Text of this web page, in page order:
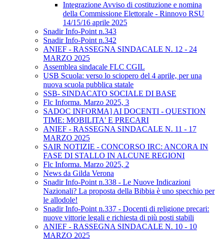
Integrazione Avviso di costituzione e nomina
della Commissione Elettorale - Rinnovo RSU
14/15/16 aprile 2025
Snadir Info-Point n.343
Snadir Info-Point n.342
ANIEF - RASSEGNA SINDACALE N. 12 - 24
MARZO 2025
Assemblea sindacale FLC CGIL
USB Scuola: verso lo sciopero del 4 aprile, per una
nuova scuola pubblica statale
SSB- SINDACATO SOCIALE DI BASE
Flc Informa. Marzo 2025, 3
SADOC INFORMA] AI DOCENTI - QUESTION
TIME: MOBILITA' E PRECARI
ANIEF - RASSEGNA SINDACALE N. 11 - 17
MARZO 2025
SAIR NOTIZIE - CONCORSO IRC: ANCORA IN
FASE DI STALLO IN ALCUNE REGIONI
Flc Informa. Marzo 2025, 2
News da Gilda Verona
Snadir Info-Point n.338 - Le Nuove Indicazioni
Nazionali? La proposta della Bibbia è uno specchio per
le allodole!
Snadir Info-Point n.337 - Docenti di religione precari:
nuove vittorie legali e richiesta di più posti stabili
ANIEF - RASSEGNA SINDACALE N. 10 - 10
MARZO 2025